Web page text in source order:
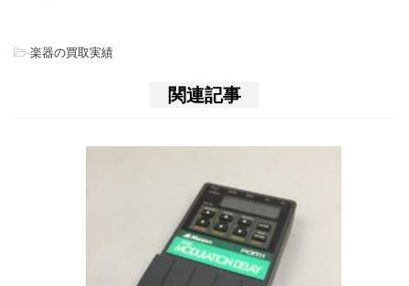
-楽器の買取実績
関連記事